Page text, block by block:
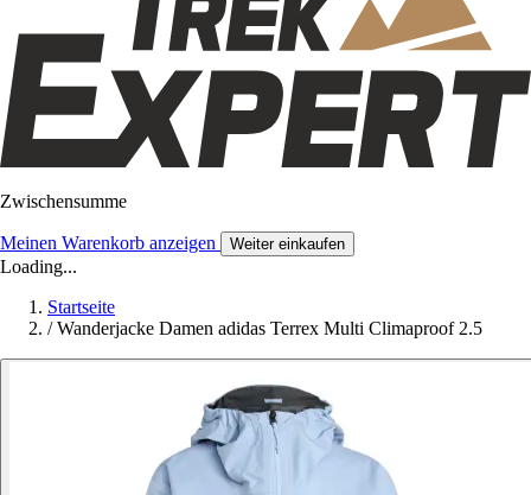
Zwischensumme
Meinen Warenkorb anzeigen Weiter einkaufen
Loading...
Startseite
/ Wanderjacke Damen adidas Terrex Multi Climaproof 2.5